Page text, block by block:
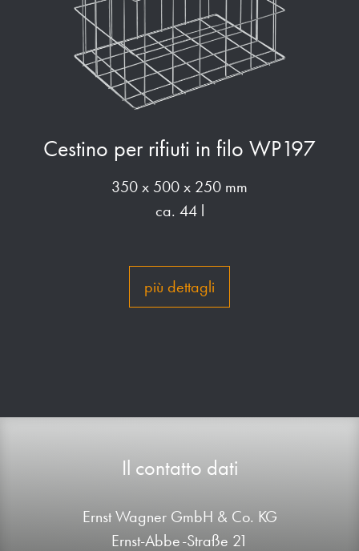
Cestino per rifiuti in filo WP197
350 x 500 x 250 mm
ca. 44 l
più dettagli
Il contatto dati
Ernst Wagner GmbH & Co. KG
Ernst-Abbe-Straße 21